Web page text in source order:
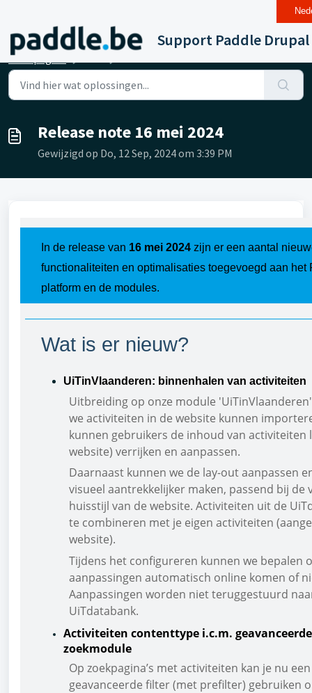
Doorgaan naar hoofdinhoud
Support Paddle Drupal
Startpagina
Release note 16 mei 2024
Gewijzigd op Do, 12 Sep, 2024 om 3:39 PM
In de release van 16 mei 2024 zijn er een aantal
functionaliteiten en optimalisaties toegevoegd aan het
platform en de modules.
Wat is er nieuw?
UiTinVlaanderen: binnenhalen van activiteiten
Uitbreiding op onze module
we activiteiten in de website kunnen
kunnen gebruikers de inhoud van activiteiten
website) verrijken en aanpassen.
Daarnaast kunnen we de lay-out aanpassen
visueel aantrekkelijker maken, passend bij de
huisstijl van de website. Activiteiten uit de
te combineren met je eigen activiteiten
website).
Tijdens het configureren kunnen we bepalen
aanpassingen automatisch online komen of
Aanpassingen worden niet teruggestuurd
UiTdatabank.
Activiteiten contenttype i.c.m. geavanceerde
zoekmodule
Op zoekpagina’s met activiteiten kan je nu een
geavanceerde filter (met prefilter) gebruiken